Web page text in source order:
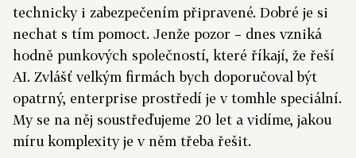
technicky i zabezpečením připravené. Dobré je si
nechat s tím pomoct. Jenže pozor – dnes vzniká
hodně punkových společností, které říkají, že řeší
AI. Zvlášť velkým firmách bych doporučoval být
opatrný, enterprise prostředí je v tomhle speciální.
My se na něj soustřeďujeme 20 let a vidíme, jakou
míru komplexity je v něm třeba řešit.